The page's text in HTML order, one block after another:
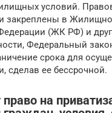
условий.
закреплены в
(ЖК РФ) и
Федеральный
срока для
сделав ее бессрочной.
на